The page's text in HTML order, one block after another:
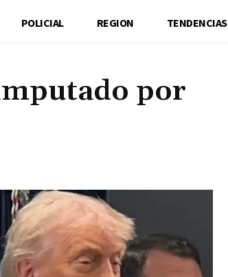
POLICIAL REGION TENDENCIAS
por